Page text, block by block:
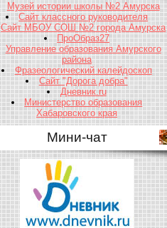
Музей истории школы №2 Амурска
Сайт классного руководителя
Сайт МБОУ СОШ №2 города Амурска
ПроОбраз27
Управление образования Амурского
района
Фразеологический калейдоскоп
Сайт "Дорога добра"
Дневник.ru
Министерство образования
Хабаровского края
Мини-чат